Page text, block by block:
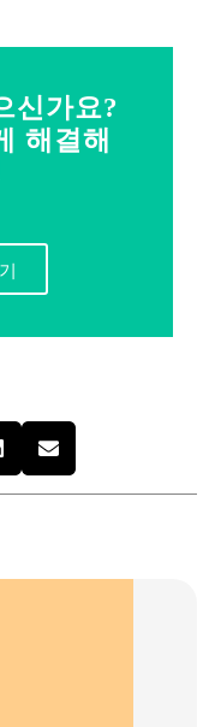
신가요?
해결해